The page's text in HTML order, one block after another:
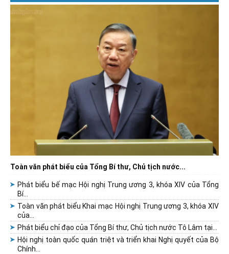
Toàn văn phát biểu của Tổng Bí thư, Chủ tịch nước...
Phát biểu bế mạc Hội nghị Trung ương 3, khóa XIV của Tổng
Bí...
Toàn văn phát biểu Khai mạc Hội nghị Trung ương 3, khóa XIV
của...
Phát biểu chỉ đạo của Tổng Bí thư, Chủ tịch nước Tô Lâm tại...
Hội nghị toàn quốc quán triệt và triển khai Nghị quyết của Bộ
Chính...